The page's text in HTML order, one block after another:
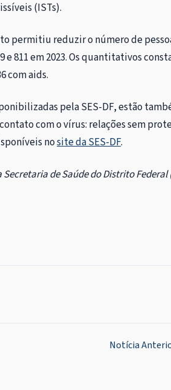
(ISTs).
permitiu reduzir o número de
e 811 em 2023. Os quantitativos
com aids.
pela SES-DF, estão
contato com o vírus: relações sem
nosite da SES-DF.
de Saúde do Distrito Federal
Notícia